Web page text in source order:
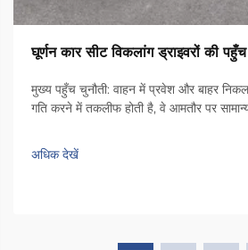
घूर्णन कार सीट विकलांग ड्राइवरों की
मुख्य पहुँच चुनौती: वाहन में प्रवेश और बाहर
गति करने में तकलीफ होती है, वे आमतौर पर
अंदर पर्याप्त जगह नहीं होती है, जिससे लोगों को
अधिक देखें